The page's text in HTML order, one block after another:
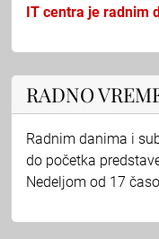
IT centra je radnim
RADNO
Radnim danima i
do početka
Nedeljom od 17